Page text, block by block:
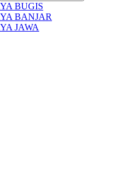
BUGIS
BANJAR
JAWA